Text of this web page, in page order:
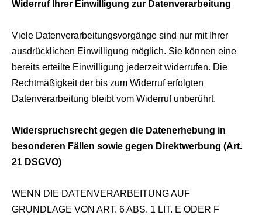
Widerruf Ihrer Einwilligung zur Datenverarbeitung
Viele Datenverarbeitungsvorgänge sind nur mit Ihrer
ausdrücklichen Einwilligung möglich. Sie können eine
bereits erteilte Einwilligung jederzeit widerrufen. Die
Rechtmäßigkeit der bis zum Widerruf erfolgten
Datenverarbeitung bleibt vom Widerruf unberührt.
Widerspruchsrecht gegen die Datenerhebung in
besonderen Fällen sowie gegen Direktwerbung (Art.
21 DSGVO)
WENN DIE DATENVERARBEITUNG AUF
GRUNDLAGE VON ART. 6 ABS. 1 LIT. E ODER F